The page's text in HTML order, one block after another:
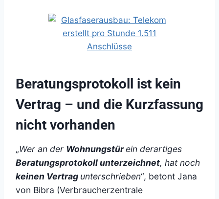
Beratungsprotokoll ist kein
Vertrag – und die Kurzfassung
nicht vorhanden
„Wer an der Wohnungstürein derartiges
Beratungsprotokoll unterzeichnet, hat noch
keinen Vertrag unterschrieben“, betont Jana
von Bibra (Verbraucherzentrale